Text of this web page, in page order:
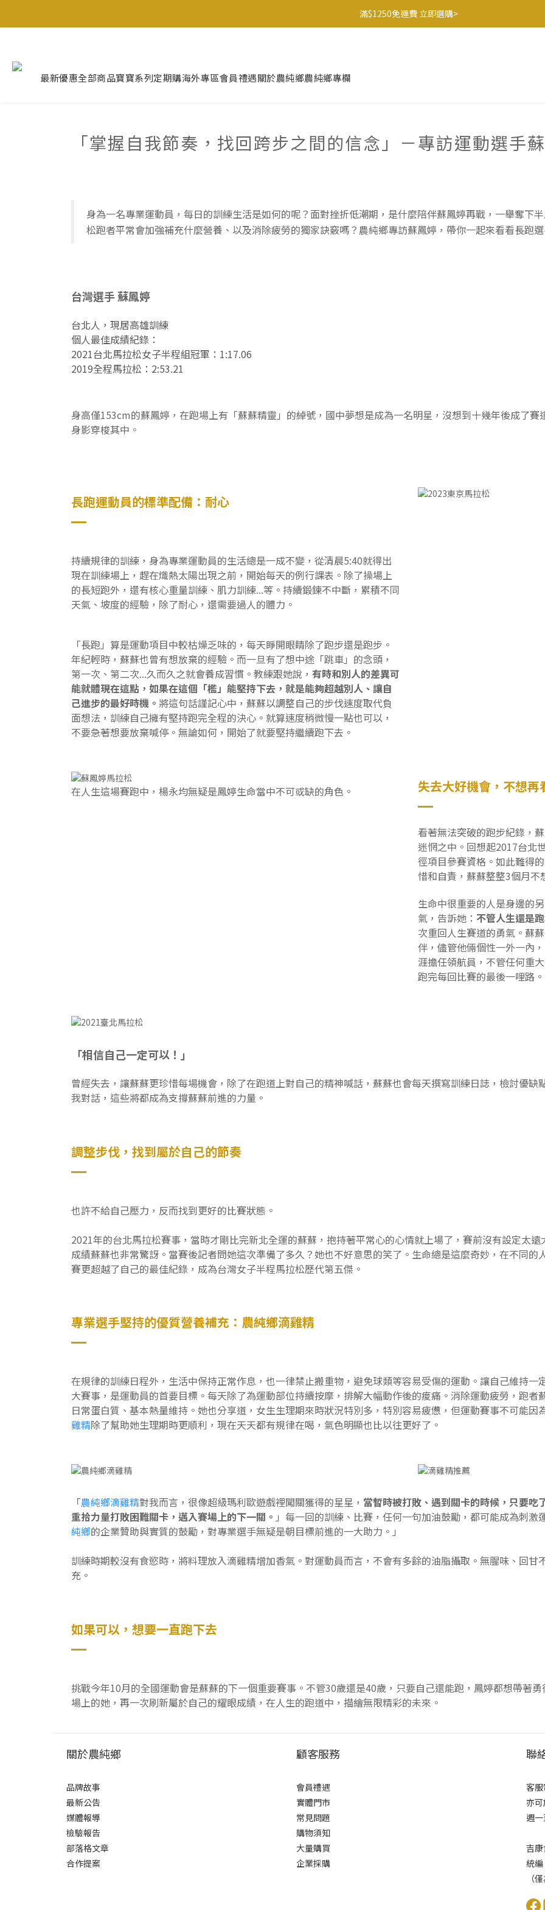
滿$1250免運費 立即選購>
滿$1250免運費 立即選購>
最新優惠全部商品寶寶系列定期購海外專區會員禮遇關於農純鄉農純鄉專欄
「掌握自我節奏，找回跨步之間的信念」－專訪運動選手
身為一名專業運動員，每日的訓練生活是如何的呢？面對挫折低潮期，是什麼陪伴蘇鳳婷再戰，一舉奪下
松跑者平常會加強補充什麼營養、以及消除疲勞的獨家訣竅嗎？農純鄉專訪蘇鳳婷，帶你一起來看看長跑
台灣選手 蘇鳳婷
台北人，現居高雄訓練
個人最佳成績紀錄：
2021台北馬拉松女子半程組冠軍：1:17.06
2019全程馬拉松：2:53.21
身高僅153cm的蘇鳳婷，在跑場上有「蘇蘇精靈」的綽號，國中夢想是成為一名明星，沒想到十幾年後成了
身影穿梭其中。
長跑運動員的標準配備：耐心
持續規律的訓練，身為專業運動員的生活總是一成不變，從清晨5:40就得出
現在訓練場上，趕在熾熱太陽出現之前，開始每天的例行課表。除了操場上
的長短跑外，還有核心重量訓練、肌力訓練...等。持續鍛鍊不中斷，累積不同
天氣、坡度的經驗，除了耐心，還需要過人的體力。
「長跑」算是運動項目中較枯燥乏味的，每天睜開眼睛除了跑步還是跑步。
年紀輕時，蘇蘇也曾有想放棄的經驗。而一旦有了想中途「跳車」的念頭，
第一次、第二次...久而久之就會養成習慣。教練跟她說， 有時和別人的差異可
能就體現在這點，如果在這個「檻」能堅持下去，就是能夠超越別人、讓自
己進步的最好時機。 將這句話謹記心中，蘇蘇以調整自己的步伐速度取代負
面想法，訓練自己擁有堅持跑完全程的決心。就算速度稍微慢一點也可以，
不要急著想要放棄喊停。無論如何，開始了就要堅持繼續跑下去。
在人生這場賽跑中，楊永均無疑是鳳婷生命當中不可或缺的角色。 失去大好機會，不想再
看著無法突破的跑步紀錄，
迷惘之中。回想起2017台北
徑項目參賽資格。如此難得
惜和自責，蘇蘇整整3個月不
生命中很重要的人是身邊的
氣，告訴她： 不管人生還是
次重回人生賽道的勇氣。蘇
伴，儘管他倆個性一外一內
涯擔任領航員，不管任何重
跑完每回比賽的最後一哩路。
「相信自己一定可以！」
曾經失去，讓蘇蘇更珍惜每場機會，除了在跑道上對自己的精神喊話，蘇蘇也會每天撰寫訓練日誌，檢討優
我對話，這些將都成為支撐蘇蘇前進的力量。
調整步伐，找到屬於自己的節奏
也許不給自己壓力，反而找到更好的比賽狀態。
2021年的台北馬拉松賽事，當時才剛比完新北全運的蘇蘇，抱持著平常心的心情就上場了，賽前沒有設定太
成績蘇蘇也非常驚訝。當賽後記者問她這次準備了多久？她也不好意思的笑了。生命總是這麼奇妙，在不同
賽更超越了自己的最佳紀錄，成為台灣女子半程馬拉松歷代第五傑。
專業選手堅持的優質營養補充：農純鄉滴雞精
在規律的訓練日程外，生活中保持正常作息，也一律禁止搬重物，避免球類等容易受傷的運動。讓自己維持
大賽事，是運動員的首要目標。每天除了為運動部位持續按摩，排解大幅動作後的痠痛。消除運動疲勞，跑者
日常蛋白質、基本熱量維持。她也分享道，女生生理期來時狀況特別多，特別容易疲憊，但運動賽事不可能
雞精除了幫助她生理期時更順利，現在天天都有規律在喝，氣色明顯也比以往更好了。
「農純鄉滴雞精對我而言，很像超級瑪利歐遊戲裡闖關獲得的星星， 當暫時被打敗、遇到關卡的時候，只要吃
重拾力量打敗困難關卡，邁入賽場上的下一關。 」每一回的訓練、比賽，任何一句加油鼓勵，都可能成為刺激
純鄉的企業贊助與實質的鼓勵，對專業選手無疑是朝目標前進的一大助力。」
訓練時期較沒有食慾時，將料理放入滴雞精增加香氣。對運動員而言，不會有多餘的油脂攝取。無腥味、回
充。
如果可以，想要一直跑下去
挑戰今年10月的全國運動會是蘇蘇的下一個重要賽事。不管30歲還是40歲，只要自己還能跑，鳳婷都想帶著
場上的她，再一次刷新屬於自己的耀眼成績，在人生的跑道中，描繪無限精彩的未來。
關於農純鄉
品牌故事
最新公告
媒體報導
檢驗報告
部落格文章
合作提案
顧客服務
會員禮遇
實體門市
常見問題
購物須知
大量購買
企業採購
聯
客
亦
週
吉
統
（